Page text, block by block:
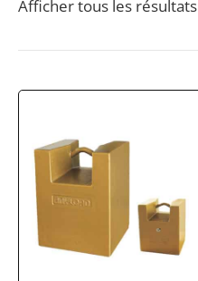
Afficher tous les